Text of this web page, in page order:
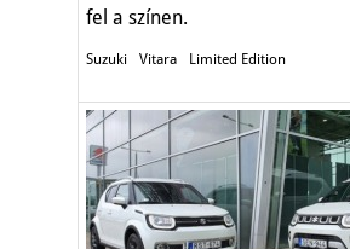
fel a színen.
Suzuki Vitara Limited Edition